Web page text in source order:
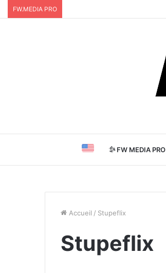
FW.MEDIA PRO
FW MEDIA PRO
Accueil / Stupeflix
Stupeflix